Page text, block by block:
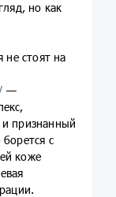
но как
не стоят на
—
признанный
с
коже